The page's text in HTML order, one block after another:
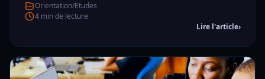
Orientation/Etudes
4 min de lecture
Lire l'article›